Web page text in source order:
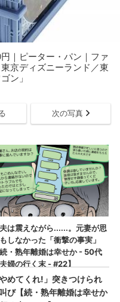
｜ピーター・パン｜ファ
京ディズニーランド／東
ン」
次の写真